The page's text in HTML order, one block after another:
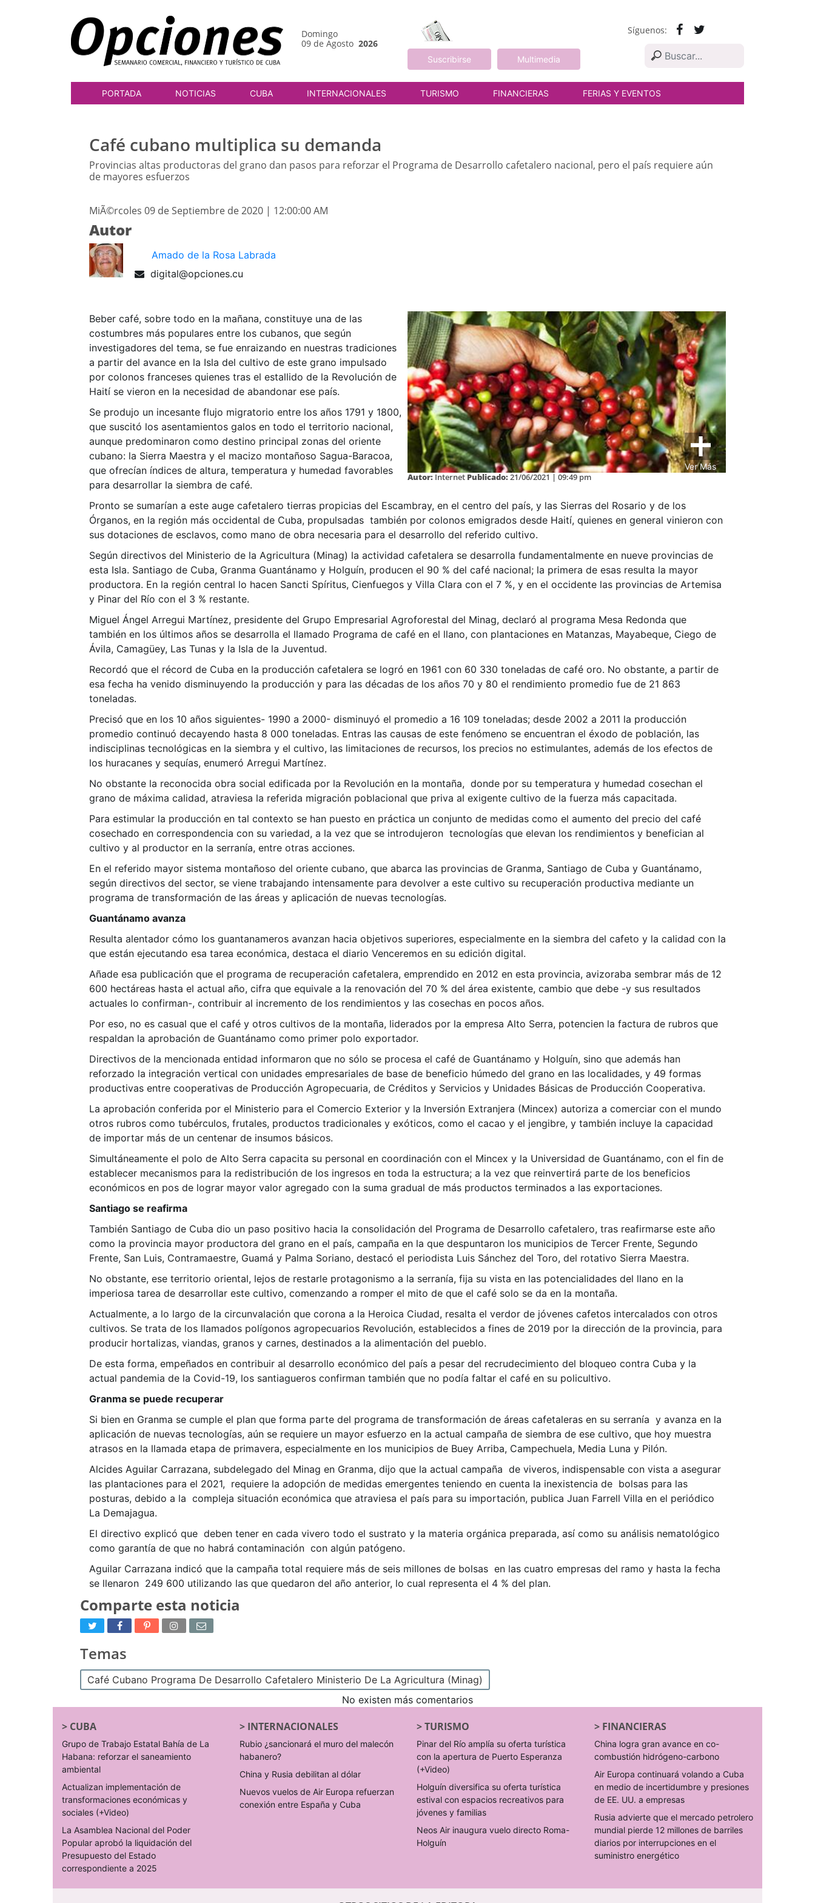
Domingo
09 de Agosto 2026
Suscribirse Multimedia
Síguenos:
PORTADA NOTICIAS CUBA INTERNACIONALES TURISMO FINANCIERAS FERIAS Y EVENTOS
Café cubano multiplica su demanda
Provincias altas productoras del grano dan pasos para reforzar el Programa de Desarrollo cafetalero nacional, pero el país requiere aún
de mayores esfuerzos
MiÃ©rcoles 09 de Septiembre de 2020 | 12:00:00 AM
Autor
Amado de la Rosa Labrada
digital@opciones.cu
Ver Más
Autor: Internet Publicado: 21/06/2021 | 09:49 pm
Beber café, sobre todo en la mañana, constituye una de las
costumbres más populares entre los cubanos, que según
investigadores del tema, se fue enraizando en nuestras tradiciones
a partir del avance en la Isla del cultivo de este grano impulsado
por colonos franceses quienes tras el estallido de la Revolución de
Haití se vieron en la necesidad de abandonar ese país.
Se produjo un incesante flujo migratorio entre los años 1791 y 1800,
que suscitó los asentamientos galos en todo el territorio nacional,
aunque predominaron como destino principal zonas del oriente
cubano: la Sierra Maestra y el macizo montañoso Sagua-Baracoa,
que ofrecían índices de altura, temperatura y humedad favorables
para desarrollar la siembra de café.
Pronto se sumarían a este auge cafetalero tierras propicias del Escambray, en el centro del país, y las Sierras del Rosario y de los
Órganos, en la región más occidental de Cuba, propulsadas también por colonos emigrados desde Haití, quienes en general vinieron con
sus dotaciones de esclavos, como mano de obra necesaria para el desarrollo del referido cultivo.
Según directivos del Ministerio de la Agricultura (Minag) la actividad cafetalera se desarrolla fundamentalmente en nueve provincias de
esta Isla. Santiago de Cuba, Granma Guantánamo y Holguín, producen el 90 % del café nacional; la primera de esas resulta la mayor
productora. En la región central lo hacen Sancti Spíritus, Cienfuegos y Villa Clara con el 7 %, y en el occidente las provincias de Artemisa
y Pinar del Río con el 3 % restante.
Miguel Ángel Arregui Martínez, presidente del Grupo Empresarial Agroforestal del Minag, declaró al programa Mesa Redonda que
también en los últimos años se desarrolla el llamado Programa de café en el llano, con plantaciones en Matanzas, Mayabeque, Ciego de
Ávila, Camagüey, Las Tunas y la Isla de la Juventud.
Recordó que el récord de Cuba en la producción cafetalera se logró en 1961 con 60 330 toneladas de café oro. No obstante, a partir de
esa fecha ha venido disminuyendo la producción y para las décadas de los años 70 y 80 el rendimiento promedio fue de 21 863
toneladas.
Precisó que en los 10 años siguientes- 1990 a 2000- disminuyó el promedio a 16 109 toneladas; desde 2002 a 2011 la producción
promedio continuó decayendo hasta 8 000 toneladas. Entras las causas de este fenómeno se encuentran el éxodo de población, las
indisciplinas tecnológicas en la siembra y el cultivo, las limitaciones de recursos, los precios no estimulantes, además de los efectos de
los huracanes y sequías, enumeró Arregui Martínez.
No obstante la reconocida obra social edificada por la Revolución en la montaña, donde por su temperatura y humedad cosechan el
grano de máxima calidad, atraviesa la referida migración poblacional que priva al exigente cultivo de la fuerza más capacitada.
Para estimular la producción en tal contexto se han puesto en práctica un conjunto de medidas como el aumento del precio del café
cosechado en correspondencia con su variedad, a la vez que se introdujeron tecnologías que elevan los rendimientos y benefician al
cultivo y al productor en la serranía, entre otras acciones.
En el referido mayor sistema montañoso del oriente cubano, que abarca las provincias de Granma, Santiago de Cuba y Guantánamo,
según directivos del sector, se viene trabajando intensamente para devolver a este cultivo su recuperación productiva mediante un
programa de transformación de las áreas y aplicación de nuevas tecnologías.
Guantánamo avanza
Resulta alentador cómo los guantanameros avanzan hacia objetivos superiores, especialmente en la siembra del cafeto y la calidad con la
que están ejecutando esa tarea económica, destaca el diario Venceremos en su edición digital.
Añade esa publicación que el programa de recuperación cafetalera, emprendido en 2012 en esta provincia, avizoraba sembrar más de 12
600 hectáreas hasta el actual año, cifra que equivale a la renovación del 70 % del área existente, cambio que debe -y sus resultados
actuales lo confirman-, contribuir al incremento de los rendimientos y las cosechas en pocos años.
Por eso, no es casual que el café y otros cultivos de la montaña, liderados por la empresa Alto Serra, potencien la factura de rubros que
respaldan la aprobación de Guantánamo como primer polo exportador.
Directivos de la mencionada entidad informaron que no sólo se procesa el café de Guantánamo y Holguín, sino que además han
reforzado la integración vertical con unidades empresariales de base de beneficio húmedo del grano en las localidades, y 49 formas
productivas entre cooperativas de Producción Agropecuaria, de Créditos y Servicios y Unidades Básicas de Producción Cooperativa.
La aprobación conferida por el Ministerio para el Comercio Exterior y la Inversión Extranjera (Mincex) autoriza a comerciar con el mundo
otros rubros como tubérculos, frutales, productos tradicionales y exóticos, como el cacao y el jengibre, y también incluye la capacidad
de importar más de un centenar de insumos básicos.
Simultáneamente el polo de Alto Serra capacita su personal en coordinación con el Mincex y la Universidad de Guantánamo, con el fin de
establecer mecanismos para la redistribución de los ingresos en toda la estructura; a la vez que reinvertirá parte de los beneficios
económicos en pos de lograr mayor valor agregado con la suma gradual de más productos terminados a las exportaciones.
Santiago se reafirma
También Santiago de Cuba dio un paso positivo hacia la consolidación del Programa de Desarrollo cafetalero, tras reafirmarse este año
como la provincia mayor productora del grano en el país, campaña en la que despuntaron los municipios de Tercer Frente, Segundo
Frente, San Luis, Contramaestre, Guamá y Palma Soriano, destacó el periodista Luis Sánchez del Toro, del rotativo Sierra Maestra.
No obstante, ese territorio oriental, lejos de restarle protagonismo a la serranía, fija su vista en las potencialidades del llano en la
imperiosa tarea de desarrollar este cultivo, comenzando a romper el mito de que el café solo se da en la montaña.
Actualmente, a lo largo de la circunvalación que corona a la Heroica Ciudad, resalta el verdor de jóvenes cafetos intercalados con otros
cultivos. Se trata de los llamados polígonos agropecuarios Revolución, establecidos a fines de 2019 por la dirección de la provincia, para
producir hortalizas, viandas, granos y carnes, destinados a la alimentación del pueblo.
De esta forma, empeñados en contribuir al desarrollo económico del país a pesar del recrudecimiento del bloqueo contra Cuba y la
actual pandemia de la Covid-19, los santiagueros confirman también que no podía faltar el café en su policultivo.
Granma se puede recuperar
Si bien en Granma se cumple el plan que forma parte del programa de transformación de áreas cafetaleras en su serranía y avanza en la
aplicación de nuevas tecnologías, aún se requiere un mayor esfuerzo en la actual campaña de siembra de ese cultivo, que hoy muestra
atrasos en la llamada etapa de primavera, especialmente en los municipios de Buey Arriba, Campechuela, Media Luna y Pilón.
Alcides Aguilar Carrazana, subdelegado del Minag en Granma, dijo que la actual campaña de viveros, indispensable con vista a asegurar
las plantaciones para el 2021, requiere la adopción de medidas emergentes teniendo en cuenta la inexistencia de bolsas para las
posturas, debido a la compleja situación económica que atraviesa el país para su importación, publica Juan Farrell Villa en el periódico
La Demajagua.
El directivo explicó que deben tener en cada vivero todo el sustrato y la materia orgánica preparada, así como su análisis nematológico
como garantía de que no habrá contaminación con algún patógeno.
Aguilar Carrazana indicó que la campaña total requiere más de seis millones de bolsas en las cuatro empresas del ramo y hasta la fecha
se llenaron 249 600 utilizando las que quedaron del año anterior, lo cual representa el 4 % del plan.
Comparte esta noticia
Temas
Café Cubano Programa De Desarrollo Cafetalero Ministerio De La Agricultura (Minag)
No existen más comentarios
> CUBA
Grupo de Trabajo Estatal Bahía de La
Habana: reforzar el saneamiento
ambiental
Actualizan implementación de
transformaciones económicas y
sociales (+Video)
La Asamblea Nacional del Poder
Popular aprobó la liquidación del
Presupuesto del Estado
correspondiente a 2025
> INTERNACIONALES
Rubio ¿sancionará el muro del malecón
habanero?
China y Rusia debilitan al dólar
Nuevos vuelos de Air Europa refuerzan
conexión entre España y Cuba
>TURISMO
Pinar del Río amplía su oferta turística
con la apertura de Puerto Esperanza
(+Video)
Holguín diversifica su oferta turística
estival con espacios recreativos para
jóvenes y familias
Neos Air inaugura vuelo directo Roma-
Holguín
> FINANCIERAS
China logra gran avance en co-
combustión hidrógeno-carbono
Air Europa continuará volando a Cuba
en medio de incertidumbre y presiones
de EE. UU. a empresas
Rusia advierte que el mercado petrolero
mundial pierde 12 millones de barriles
diarios por interrupciones en el
suministro energético